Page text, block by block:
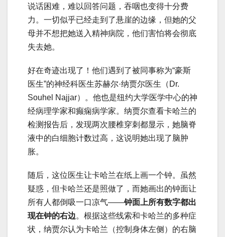
说话困难，难以回答问题，吞咽也变得十分费
力。一切似乎已经走到了悬崖的边缘，但她的父
母并不想把她送入精神病院，他们害怕将会彻底
失去她。
好在奇迹出现了！他们遇到了被同事称为“豪斯
医生”的神经科医生苏赫尔·纳贾尔医生（Dr.
Souhel Najjar）。他也是纽约大学医学中心的神
经病理学家和癫痫病学家。纳贾尔查看卡哈兰的
检测报告后，发现两次腰椎穿刺都显示，她脑脊
液中的白细胞计数过高，这说明她出现了脑肿
胀。
随后，这位医生让卡哈兰在纸上画一个钟。虽然
疑惑，但卡哈兰还是照做了，而她画出的钟面让
所有人都倒吸一口凉气——钟面上所有数字都出
现在钟的右边。根据这些线索和卡哈兰的多种症
状，纳贾尔认为卡哈兰（控制身体左侧）的右脑